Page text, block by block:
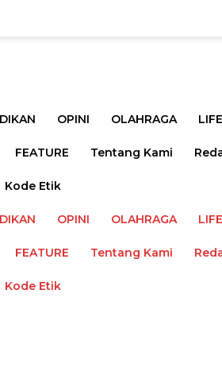
OPINI OLAHRAGA
FEATURE Tentang Kami
Kode Etik
OPINI OLAHRAGA
FEATURE Tentang Kami
Kode Etik